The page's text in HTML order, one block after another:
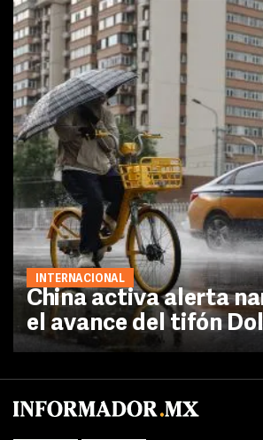
INTERNACIONAL
China activa alerta
el avance del tifón